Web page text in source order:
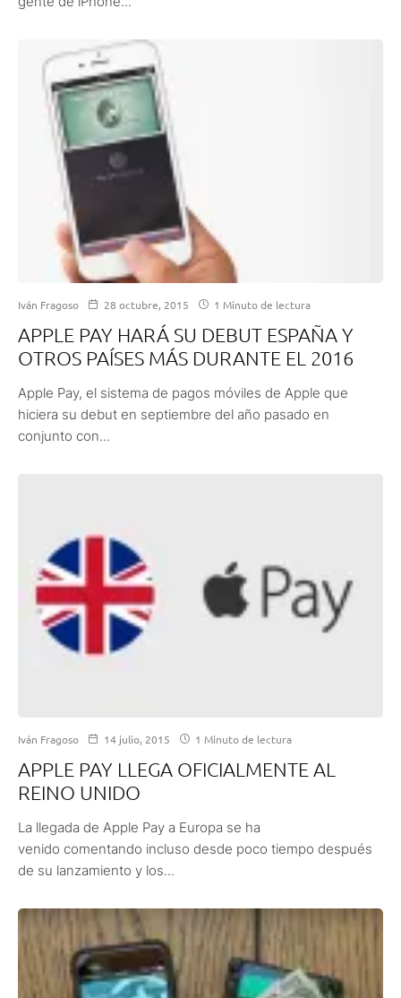
Iván Fragoso 28 octubre, 2015 1 Minuto de lectura
APPLE PAY HARÁ SU DEBUT ESPAÑA Y
OTROS PAÍSES MÁS DURANTE EL 2016
Apple Pay, el sistema de pagos móviles de Apple que
hiciera su debut en septiembre del año pasado en
conjunto con...
Iván Fragoso 14 julio, 2015 1 Minuto de lectura
APPLE PAY LLEGA OFICIALMENTE AL
REINO UNIDO
La llegada de Apple Pay a Europa se ha
venido comentando incluso desde poco tiempo después
de su lanzamiento y los...